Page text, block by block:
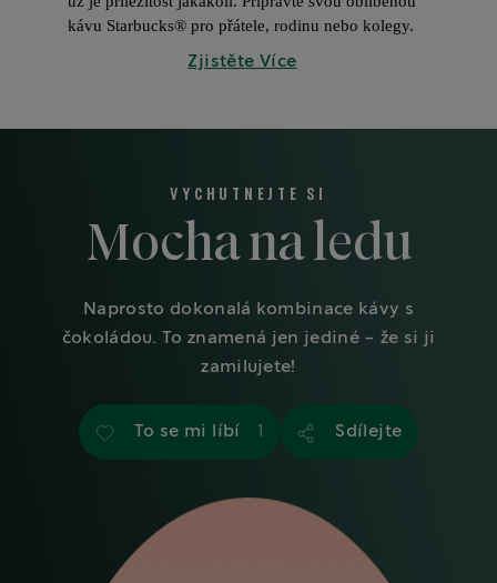
kávu Starbucks® pro přátele, rodinu nebo kolegy.
Zjistěte Více
VYCHUTNEJTE SI
Mocha na ledu
Naprosto dokonalá kombinace kávy s
čokoládou. To znamená jen jediné - že si ji
zamilujete!
To se mi líbí 1 Sdílejte